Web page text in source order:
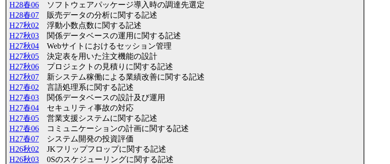
H28春06 ソフトウェアパッケージ導入時の調達先選定
H28春07 販売データの分析に関する記述
H27秋02 浮動小数点数に関する記述
H27秋03 関係データベースの運用に関する記述
H27秋04 Webサイトにおけるセッション管理
H27秋05 決定表を用いた注文機能の設計
H27秋06 プロジェクトの見積りに関する記述
H27秋07 新システム稼働による業績改善に関する記述
H27春02 言語処理系に関する記述
H27春03 関係データベースの設計及び運用
H27春04 セキュリティ事故の対応
H27春05 営業支援システムに関する記述
H27春06 コミュニケーションの計画に関する記述
H27春07 システム開発の投資評価
H26秋02 JKフリップフロップに関する記述
H26秋03 0Sのスケジューリングに関する記述